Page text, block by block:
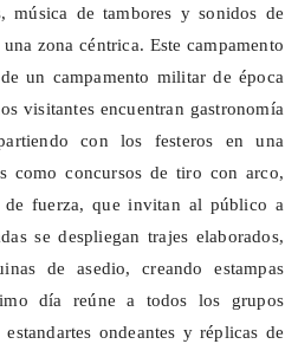
música de tambores y sonidos de
zona céntrica. Este campamento
un campamento militar de época
visitantes encuentran gastronomía
con los festeros en una
como concursos de tiro con arco,
de fuerza, que invitan al público a
se despliegan trajes elaborados,
de asedio, creando estampas
día reúne a todos los grupos
ondeantes y réplicas de